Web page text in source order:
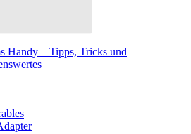
Handy – Tipps, Tricks und